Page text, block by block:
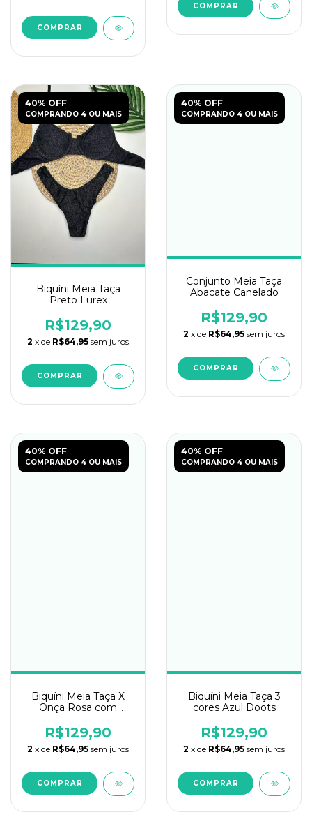
COMPRAR
COMPRAR
40% OFF
COMPRANDO 4 OU MAIS
Biquíni Meia Taça
Preto Lurex
R$129,90
2 x de R$64,95 sem juros
COMPRAR
40% OFF
COMPRANDO 4 OU MAIS
Conjunto Meia Taça
Abacate Canelado
R$129,90
2 x de R$64,95 sem juros
COMPRAR
40% OFF
COMPRANDO 4 OU MAIS
Biquíni Meia Taça X
Onça Rosa com
R$129,90
2 x de R$64,95 sem juros
COMPRAR
40% OFF
COMPRANDO 4 OU MAIS
Biquíni Meia Taça 3
cores Azul Doots
R$129,90
2 x de R$64,95 sem juros
COMPRAR